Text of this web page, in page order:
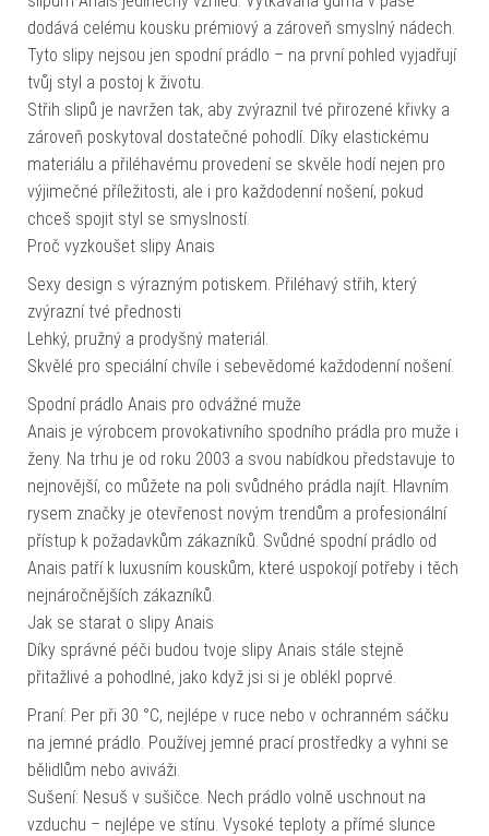
dodává celému kousku prémiový a zároveň smyslný nádech.
Tyto slipy nejsou jen spodní prádlo – na první pohled vyjadřují
tvůj styl a postoj k životu.
Střih slipů je navržen tak, aby zvýraznil tvé přirozené křivky a
zároveň poskytoval dostatečné pohodlí. Díky elastickému
materiálu a přiléhavému provedení se skvěle hodí nejen pro
výjimečné příležitosti, ale i pro každodenní nošení, pokud
chceš spojit styl se smyslností.
Proč vyzkoušet slipy Anais
Sexy design s výrazným potiskem. Přiléhavý střih, který
zvýrazní tvé přednosti
Lehký, pružný a prodyšný materiál.
Skvělé pro speciální chvíle i sebevědomé každodenní nošení.
Spodní prádlo Anais pro odvážné muže
Anais je výrobcem provokativního spodního prádla pro muže i
ženy. Na trhu je od roku 2003 a svou nabídkou představuje to
nejnovější, co můžete na poli svůdného prádla najít. Hlavním
rysem značky je otevřenost novým trendům a profesionální
přístup k požadavkům zákazníků. Svůdné spodní prádlo od
Anais patří k luxusním kouskům, které uspokojí potřeby i těch
nejnáročnějších zákazníků.
Jak se starat o slipy Anais
Díky správné péči budou tvoje slipy Anais stále stejně
přitažlivé a pohodlné, jako když jsi si je oblékl poprvé.
Praní: Per při 30 °C, nejlépe v ruce nebo v ochranném sáčku
na jemné prádlo. Používej jemné prací prostředky a vyhni se
bělidlům nebo aviváži.
Sušení: Nesuš v sušičce. Nech prádlo volně uschnout na
vzduchu – nejlépe ve stínu. Vysoké teploty a přímé slunce